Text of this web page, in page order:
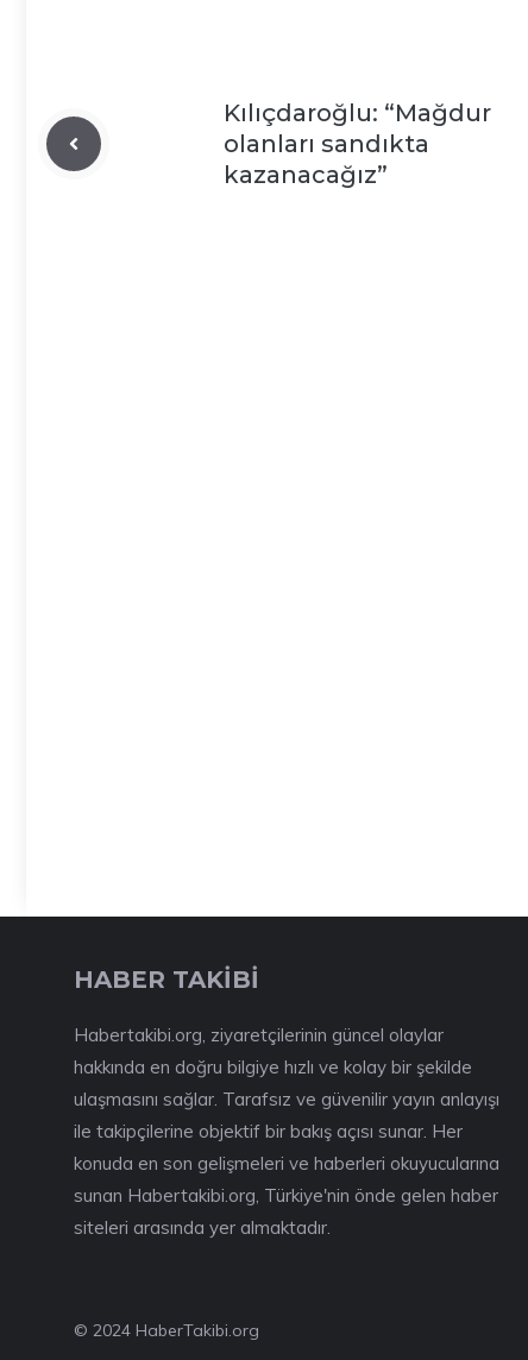
Kılıçdaroğlu: “Mağdur
olanları sandıkta
kazanacağız”
HABER TAKİBİ
Habertakibi.org, ziyaretçilerinin güncel olaylar
hakkında en doğru bilgiye hızlı ve kolay bir şekilde
ulaşmasını sağlar. Tarafsız ve güvenilir yayın anlayışı
ile takipçilerine objektif bir bakış açısı sunar. Her
konuda en son gelişmeleri ve haberleri okuyucularına
sunan Habertakibi.org, Türkiye'nin önde gelen haber
siteleri arasında yer almaktadır.
© 2024 HaberTakibi.org